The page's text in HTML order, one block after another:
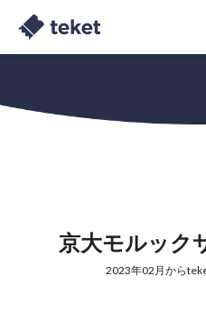
京大モルック
2023年02月から